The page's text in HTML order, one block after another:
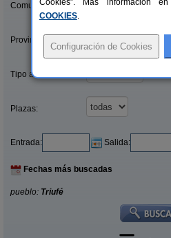
Comunidades:
Provincias/Islas:
Tipo alquiler:
Plazas:
Entrada: Salida:
Fechas más buscadas
pueblo: Triufé
Cookies”. Más información
COOKIES.